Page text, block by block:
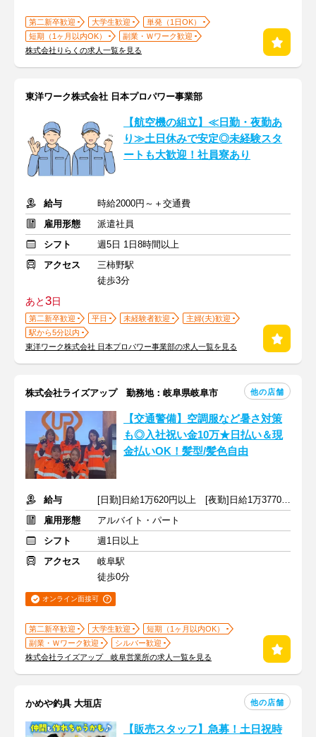
第二新卒歓迎 大学生歓迎
単発（1日OK）
短期（1ヶ月以内OK）
副業・Ｗワーク歓迎
株式会社りらくの求人一覧を見る
東洋ワーク株式会社 日本プロパワー事業部
【航空機の組立】≪日勤・夜勤あ
り≫土日休みで安定◎未経験スタ
ートも大歓迎！社員寮あり
給与
時給2000円～＋交通費
雇用形態
派遣社員
シフト
週5日 1日8時間以上
アクセス
三柿野駅
徒歩3分
あと3日
第二新卒歓迎 平日 未経験者歓迎
主婦(夫)歓迎
駅から5分以内
東洋ワーク株式会社 日本プロパワー事業部の求人一覧を見る
株式会社ライズアップ 勤務地：岐阜県岐阜市 他の店舗
【交通警備】空調服など暑さ対策
も◎入社祝い金10万★日払い＆現
金払いOK！髪型/髪色自由
給与
[日勤]日給1万620円以上 [夜勤]日給1万3770円以上
雇用形態
アルバイト・パート
シフト
週1日以上
アクセス
岐阜駅
徒歩0分
オンライン面接可
第二新卒歓迎 大学生歓迎
短期（1ヶ月以内OK）
副業・Ｗワーク歓迎
シルバー歓迎
株式会社ライズアップ 岐阜営業所の求人一覧を見る
かめや釣具 大垣店 他の店舗
【販売スタッフ】急募！土日祝時